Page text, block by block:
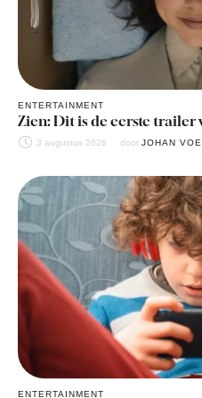
ENTERTAINMENT
Zien: Dit is de eerste trailer
3 augustus 2026 door JOHAN
ENTERTAINMENT